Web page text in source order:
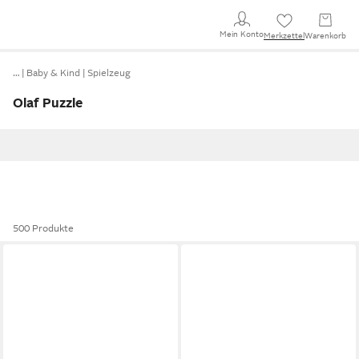
Mein KontoMerkzettel Warenkorb
… Baby & Kind Spielzeug
Olaf Puzzle
500 Produkte